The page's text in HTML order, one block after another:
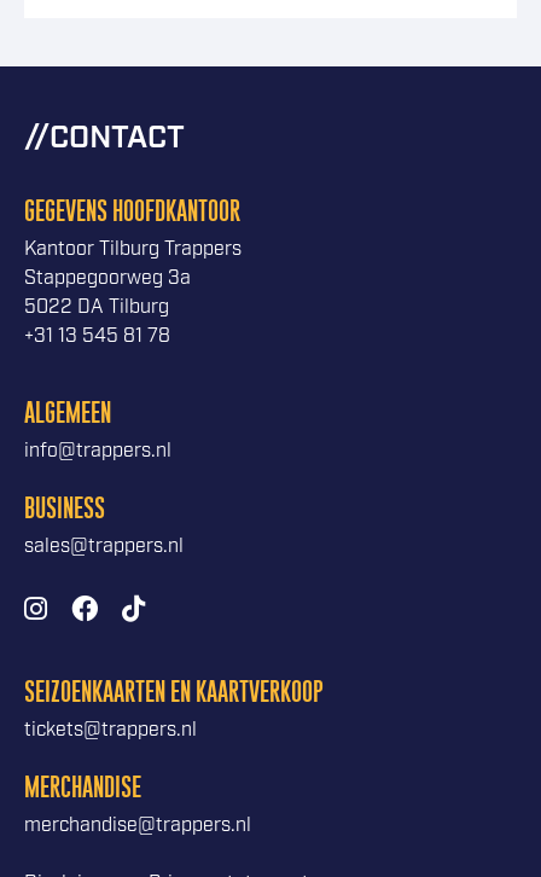
CONTACT
GEGEVENS HOOFDKANTOOR
Kantoor Tilburg Trappers
Stappegoorweg 3a
5022 DA Tilburg
+31 13 545 81 78
ALGEMEEN
info@trappers.nl
BUSINESS
sales@trappers.nl
SEIZOENKAARTEN EN KAARTVERKOOP
tickets@trappers.nl
MERCHANDISE
merchandise@trappers.nl